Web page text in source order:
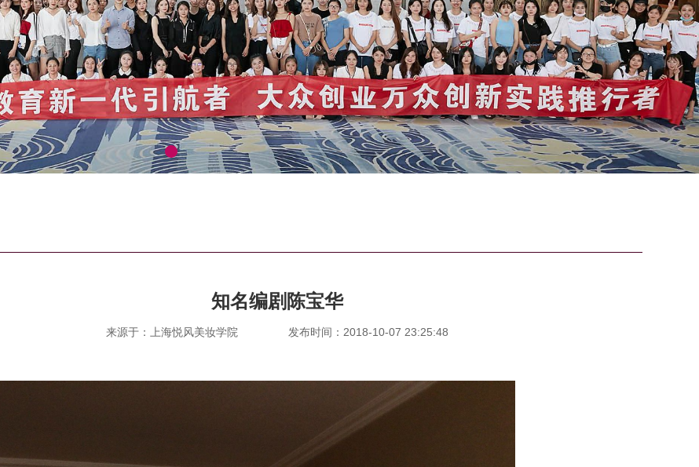
知名编剧陈宝华
来源于：上海悦风美妆学院 发布时间：2018-10-07 23:25:48